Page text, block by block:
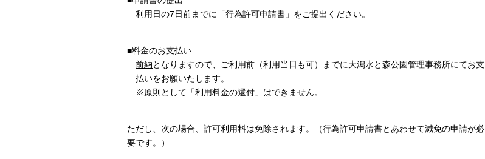
利用日の7日前までに「行為許可申請書」をご提出ください。
■料金のお支払い
前納となりますので、ご利用前（利用当日も可）までに大潟水と森公園管理事務所にてお支
払いをお願いたします。
※原則として「利用料金の還付」はできません。
ただし、次の場合、許可利用料は免除されます。（行為許可申請書とあわせて減免の申請が必
要です。）